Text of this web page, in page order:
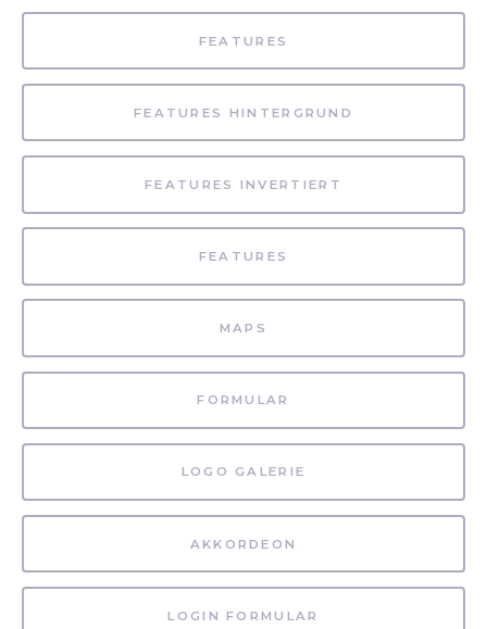
FEATURES
FEATURES HINTERGRUND
FEATURES INVERTIERT
FEATURES
MAPS
FORMULAR
LOGO GALERIE
AKKORDEON
LOGIN FORMULAR